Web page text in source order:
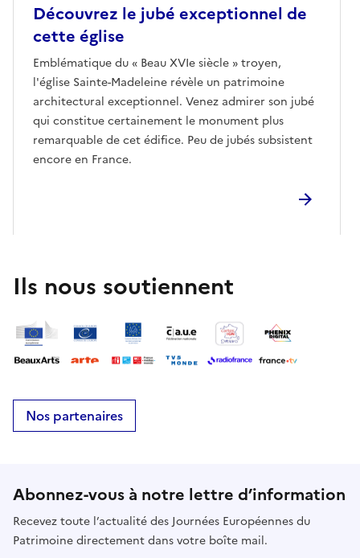
Découvrez le jubé exceptionnel de
cette église
Emblématique du « Beau XVIe siècle » troyen,
l'église Sainte-Madeleine révèle un patrimoine
architectural exceptionnel. Venez admirer son jubé
qui constitue certainement le monument plus
remarquable de cet édifice. Peu de jubés subsistent
encore en France.
Ils nous soutiennent
Nos partenaires
Abonnez-vous à notre lettre d’information
Recevez toute l’actualité des Journées Européennes du
Patrimoine directement dans votre boîte mail.